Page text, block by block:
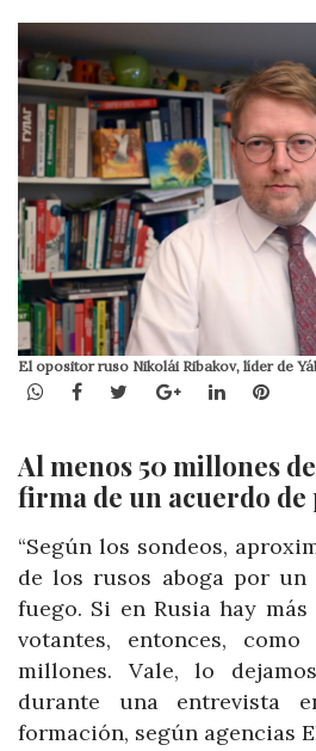
El opositor ruso Nikolái Ribakov, líder de
WhatsApp
Facebook
TwitterGoogle+LinkedIn
Al menos 50 millones
firma de un acuerdo de
“Según los sondeos,
de los rusos aboga por
fuego. Si en Rusia hay
votantes, entonces,
millones. Vale, lo
durante una entrevista
formación, según agencias